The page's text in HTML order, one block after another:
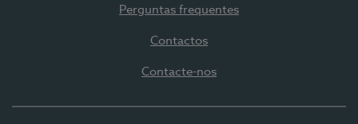
Perguntas frequentes
Contactos
Contacte-nos